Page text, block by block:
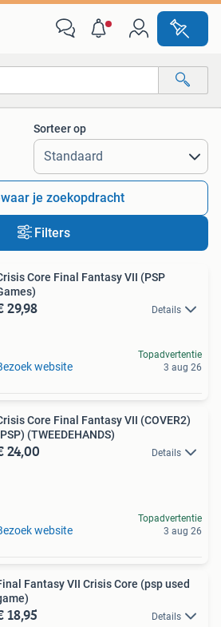
afstanden…
Sorteer op
je zoekopdracht
Filters
Core Final Fantasy VII (PSP
29,98 Details
website
Topadvertentie
3 aug 26
Core Final Fantasy VII (COVER2)
(TWEEDEHANDS)
24,00 Details
website
Topadvertentie
3 aug 26
Fantasy VII Crisis Core (psp used
18,95 Details